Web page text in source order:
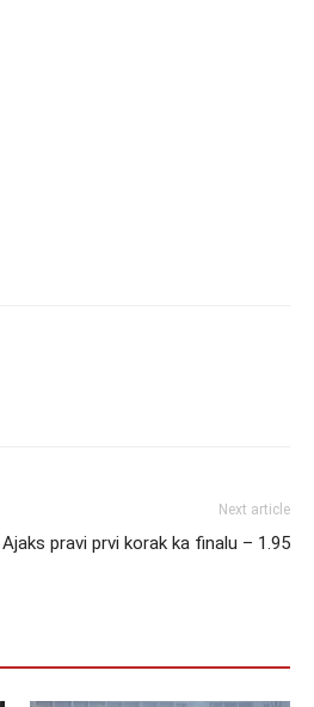
Next article
Ajaks pravi prvi korak ka finalu – 1.95